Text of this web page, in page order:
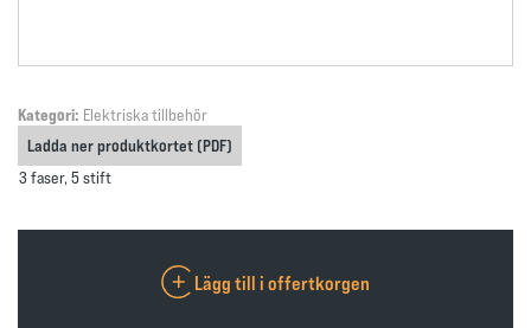
3 faser, 5 stift
Lägg till i offertkorgen
Kategori: Elektriska tillbehör
Ladda ner produktkortet (PDF)